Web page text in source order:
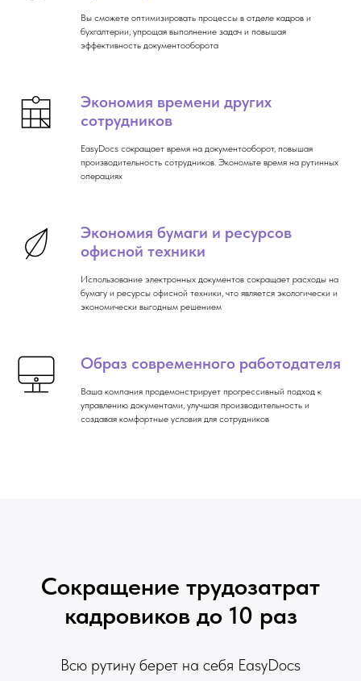
Вы сможете оптимизировать процессы в отделе кадров и
бухгалтерии, упрощая выполнение задач и повышая
эффективность документооборота
Экономия времени других
сотрудников
EasyDocs сокращает время на документооборот, повышая
производительность сотрудников. Экономьте время на рутинных
операциях
Экономия бумаги и ресурсов
офисной техники
Использование электронных документов сокращает расходы на
бумагу и ресурсы офисной техники, что является экологически и
экономически выгодным решением
Образ современного работодателя
Ваша компания продемонстрирует прогрессивный подход к
управлению документами, улучшая производительность и
создавая комфортные условия для сотрудников
Сокращение трудозатрат
кадровиков до 10 раз
Всю рутину берет на себя EasyDocs